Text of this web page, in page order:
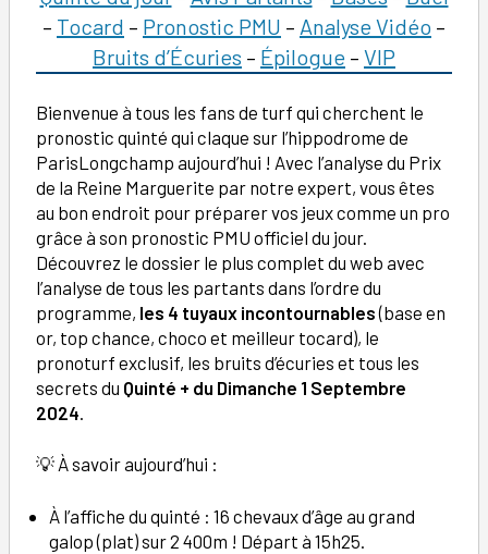
– Tocard – Pronostic PMU – Analyse Vidéo –
Bruits d’Écuries – Épilogue – VIP
Bienvenue à tous les fans de turf qui cherchent le
pronostic quinté qui claque sur l’hippodrome de
ParisLongchamp aujourd’hui ! Avec l’analyse du Prix
de la Reine Marguerite par notre expert, vous êtes
au bon endroit pour préparer vos jeux comme un pro
grâce à son pronostic PMU officiel du jour.
Découvrez le dossier le plus complet du web avec
l’analyse de tous les partants dans l’ordre du
programme, les 4 tuyaux incontournables(base en
or, top chance, choco et meilleur tocard), le
pronoturf exclusif, les bruits d’écuries et tous les
secrets du Quinté + du Dimanche 1 Septembre
2024
💡 À savoir aujourd’hui :
À l’affiche du quinté : 16 chevaux d’âge au grand
galop (plat) sur 2 400m ! Départ à 15h25.